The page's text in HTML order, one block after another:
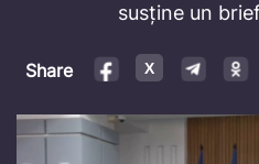
susține un
Share